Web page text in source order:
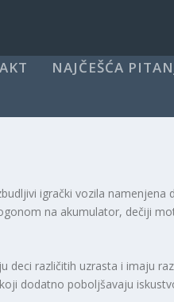
NAJČEŠĆA
igrački vozila namenjena
na akumulator, dečiji
deci različitih uzrasta i imaju
dodatno poboljšavaju